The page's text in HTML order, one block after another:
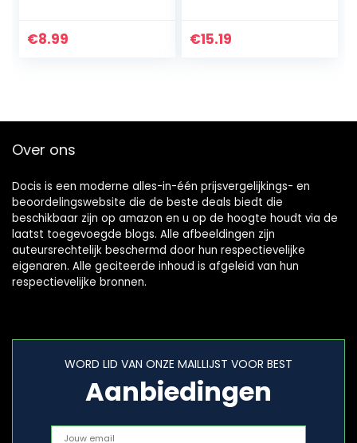
voor dames of
€8.99
Gezondheid
€15.19
Over ons
Docis is een moderne alles-in-één prijsvergelijkings- en
beoordelingswebsite die de beste deals biedt die
beschikbaar zijn op amazon en u op de hoogte houdt via de
laatst toegevoegde blogs. Alle afbeeldingen zijn
auteursrechtelijk beschermd door hun respectievelijke
eigenaren. Alle geciteerde inhoud is afgeleid van hun
respectievelijke bronnen.
WORD LID VAN ONZE MAILLIJST VOOR BEST
Aanbiedingen